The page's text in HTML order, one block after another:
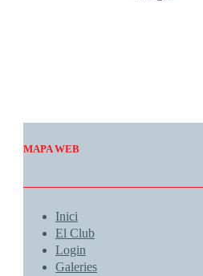
MAPA WEB
Inici
El Club
Login
Galeries